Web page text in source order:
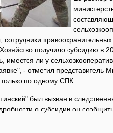
сотрудники
получило субсидию в
имеется ли у
- отметил представитель
по одному СПК.
был вызван в
о субсидии он